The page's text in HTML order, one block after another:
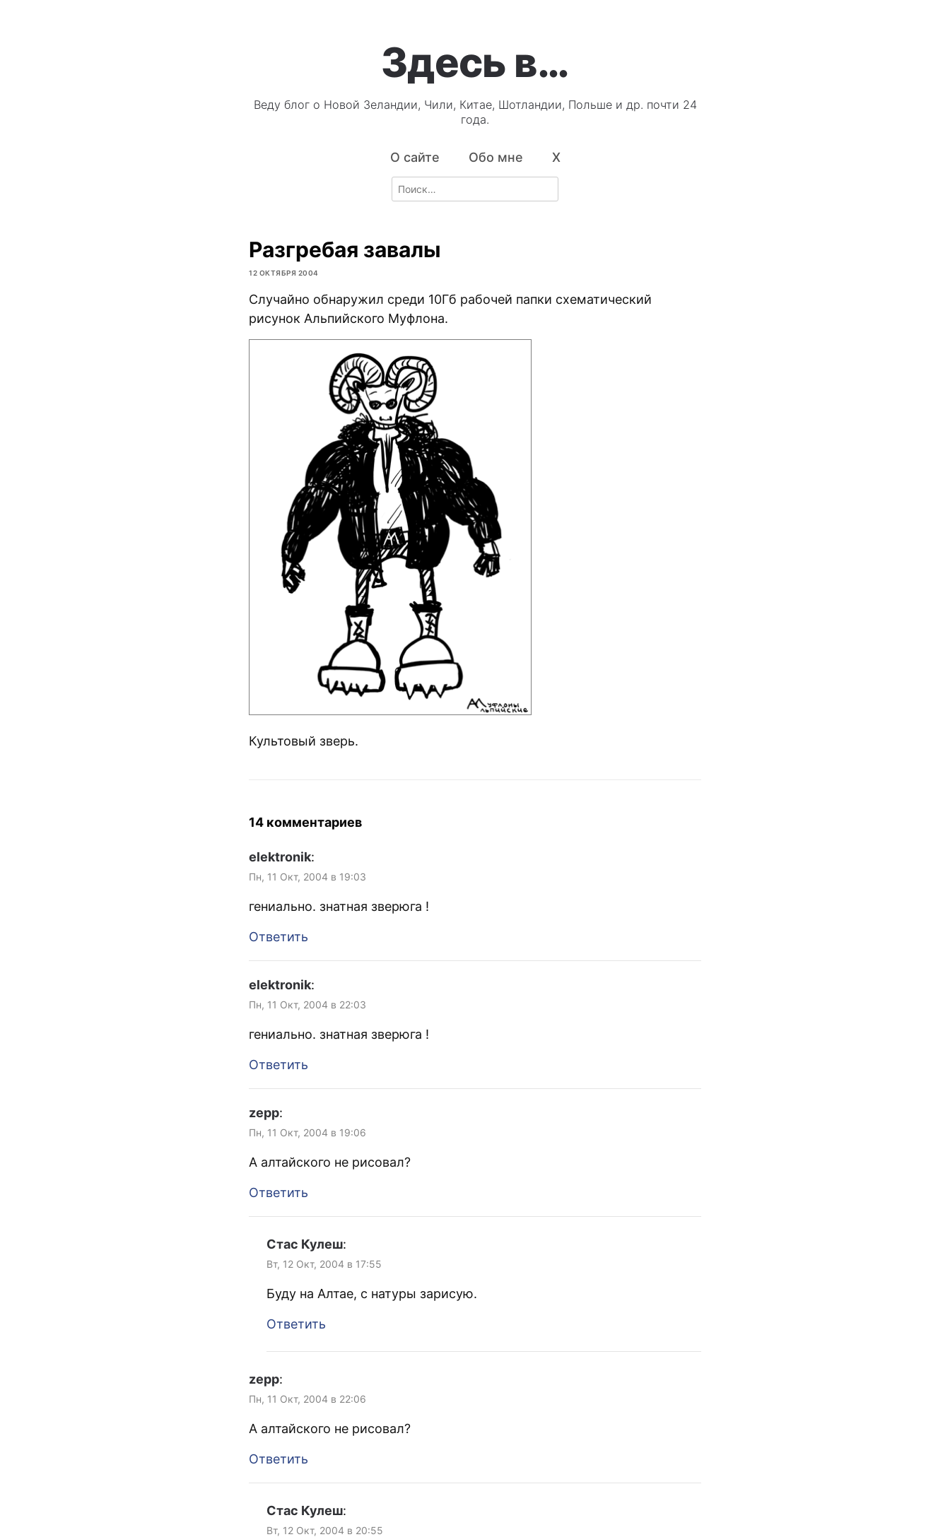
Здесь в…
Веду блог о Новой Зеландии, Чили, Китае, Шотландии, Польше и др. почти 24
года.
О сайте Обо мне X
Search
for:
Разгребая завалы
12 ОКТЯБРЯ 2004
Случайно обнаружил среди 10Гб рабочей папки схематический
рисунок Альпийского Муфлона.
Культовый зверь.
14 комментариев
elektronik:
Пн, 11 Окт, 2004 в 19:03
гениально. знатная зверюга !
Ответить
elektronik:
Пн, 11 Окт, 2004 в 22:03
гениально. знатная зверюга !
Ответить
zepp:
Пн, 11 Окт, 2004 в 19:06
А алтайского не рисовал?
Ответить
Стас Кулеш:
Вт, 12 Окт, 2004 в 17:55
Буду на Алтае, с натуры зарисую.
Ответить
zepp:
Пн, 11 Окт, 2004 в 22:06
А алтайского не рисовал?
Ответить
Стас Кулеш:
Вт, 12 Окт, 2004 в 20:55